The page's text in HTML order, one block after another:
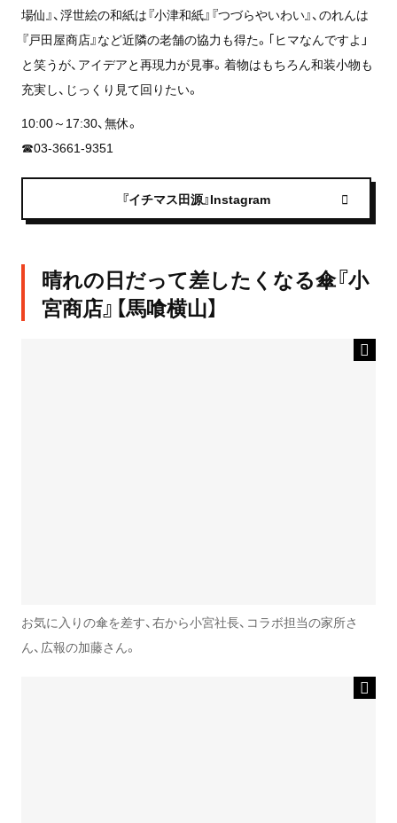
場仙』、浮世絵の和紙は『小津和紙』『つづらやいわい』、のれんは
『戸田屋商店』など近隣の老舗の協力も得た。｢ヒマなんですよ」
と笑うが、アイデアと再現力が見事。着物はもちろん和装小物も
充実し、じっくり見て回りたい。
10:00～17:30、無休。
☎03-3661-9351
『イチマス田源』Instagram
晴れの日だって差したくなる傘『小
宮商店』【馬喰横山】
お気に入りの傘を差す、右から小宮社長、コラボ担当の家所さ
ん、広報の加藤さん。